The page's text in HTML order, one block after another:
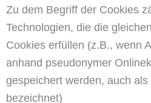
Zu dem Begriff der Cookies
Technologien, die die
Cookies erfüllen (z.B., wenn
anhand pseudonymer
gespeichert werden, auch als
bezeichnet)